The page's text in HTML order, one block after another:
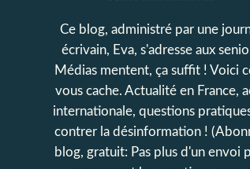
Ce blog, administré par une
écrivain, Eva, s'adresse aux
Médias mentent, ça suffit ! Voici
vous cache. Actualité en France,
internationale, questions
contrer la désinformation !
blog, gratuit: Pas plus d'un envoi